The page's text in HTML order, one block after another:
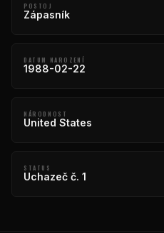
POSTOJ
Zápasník
DATUM NAROZENÍ
1988-02-22
NÁRODNOST
United States
STATUS
Uchazeč č. 1